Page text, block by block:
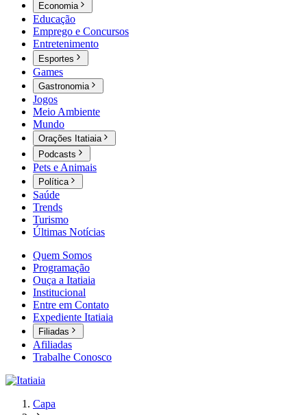
Economia
Educação
Emprego e Concursos
Entretenimento
Esportes
Games
Gastronomia
Jogos
Meio Ambiente
Mundo
Orações Itatiaia
Podcasts
Pets e Animais
Política
Saúde
Trends
Turismo
Últimas Notícias
Quem Somos
Programação
Ouça a Itatiaia
Institucional
Entre em Contato
Expediente Itatiaia
Filiadas
Afiliadas
Trabalhe Conosco
Capa